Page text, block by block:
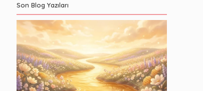
Son Blog Yazıları